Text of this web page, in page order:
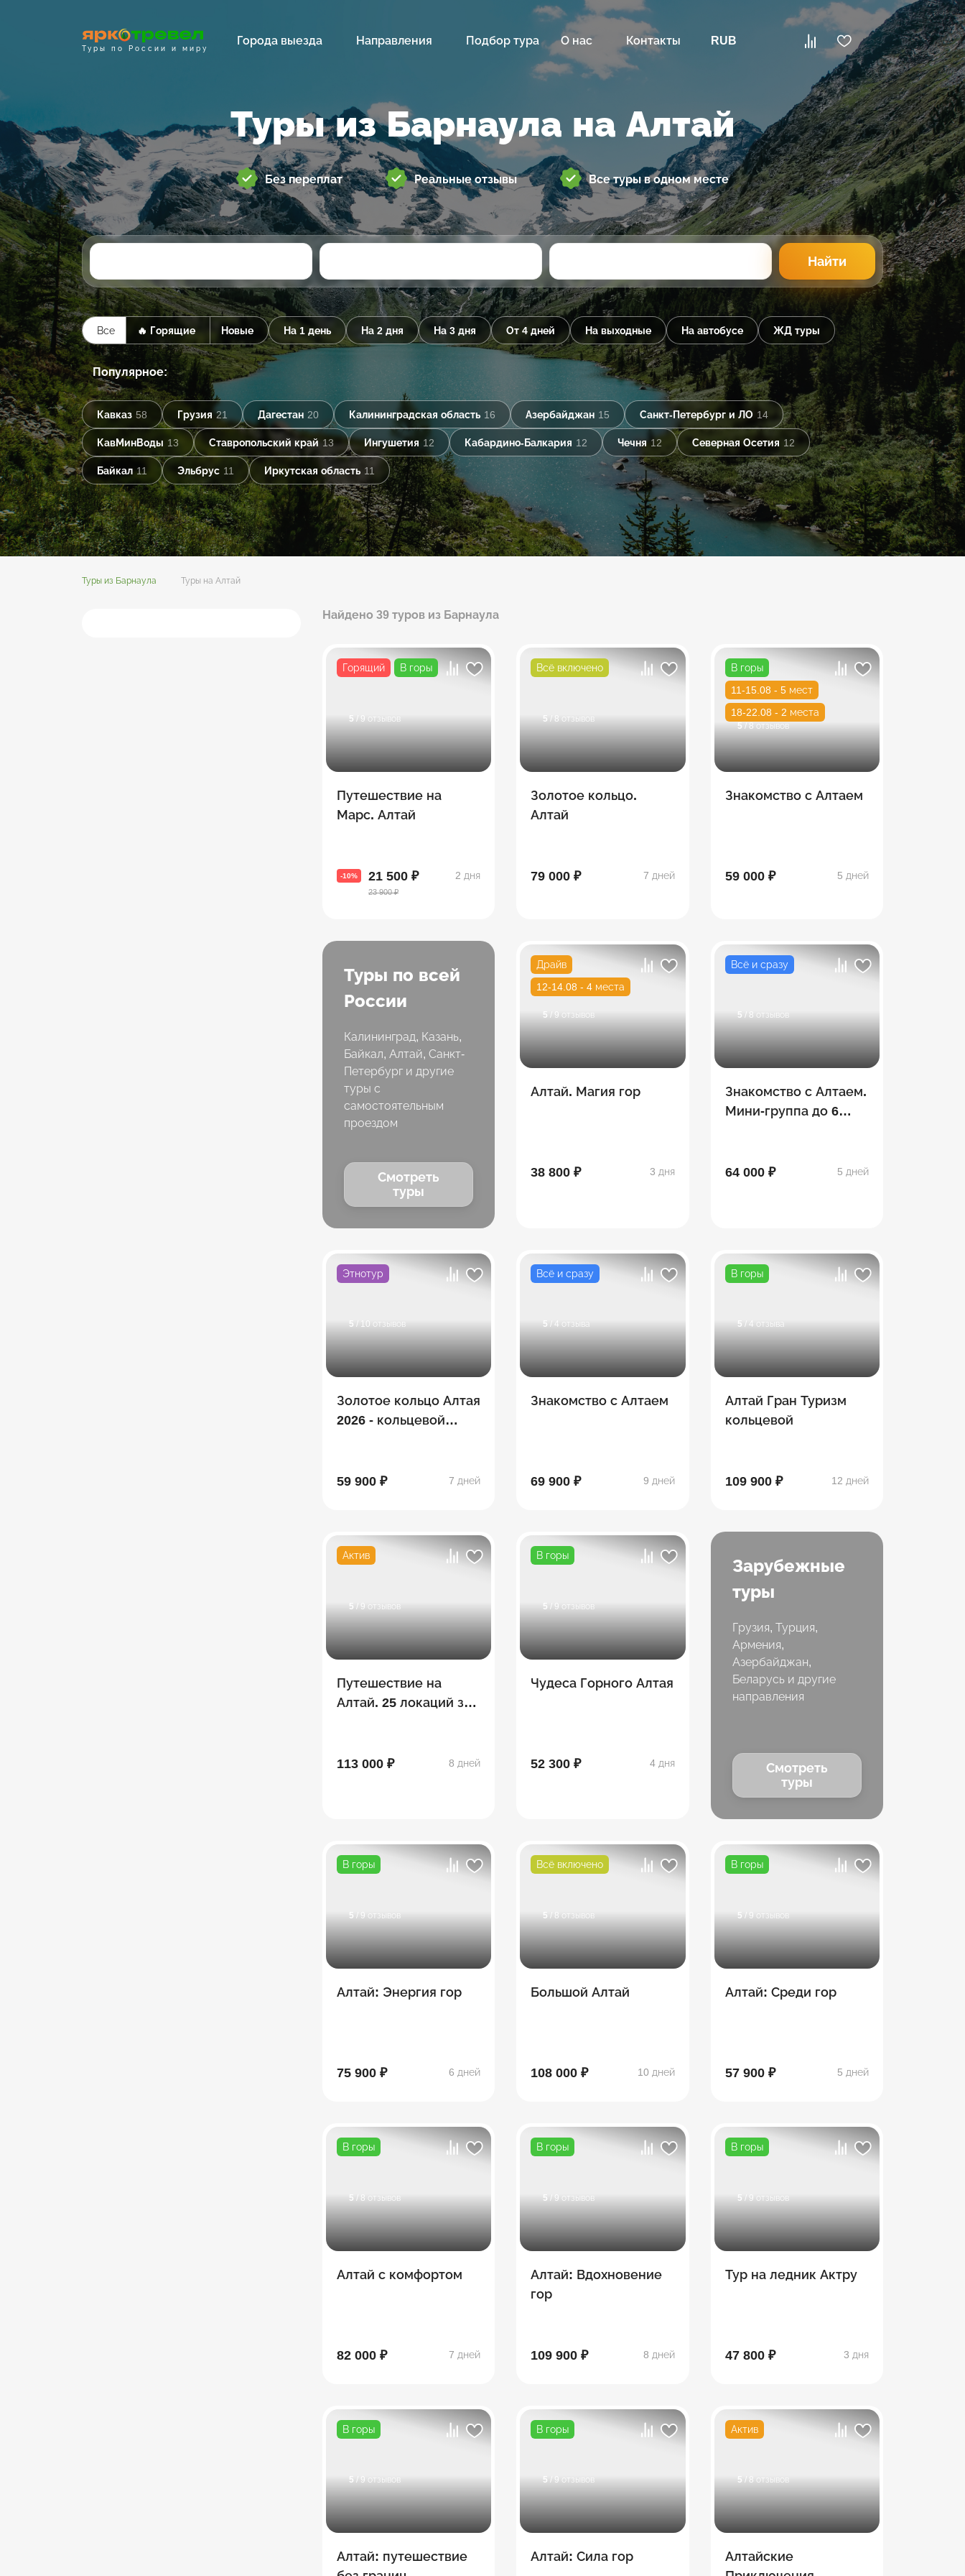
Туры по России и миру
Города выезда Направления Подбор тура О нас Контакты RUB
Туры из Барнаула на Алтай
Без переплат Реальные отзывы Все туры в одном месте
Найти
Все 🔥 Горящие Новые На 1 день На 2 дня На 3 дня От 4 дней На выходные На автобусе ЖД туры
Популярное:
Кавказ 58 Грузия 21 Дагестан 20 Калининградская область 16 Азербайджан 15 Санкт-Петербург и ЛО 14
КавМинВоды 13 Ставропольский край 13 Ингушетия 12 Кабардино-Балкария 12 Чечня 12 Северная Осетия 12
Байкал 11 Эльбрус 11 Иркутская область 11
Туры из Барнаула Туры на Алтай
Найдено 39 туров из Барнаула
Горящий В горы
5 / 9 отзывов
Путешествие на
Марс. Алтай
-10% 21 500 ₽
23 900 ₽
2 дня
Всё включено
5 / 8 отзывов
Золотое кольцо.
Алтай
79 000 ₽ 7 дней
В горы
11-15.08 - 5 мест
18-22.08 - 2 места
5 / 8 отзывов
Знакомство с Алтаем
59 000 ₽ 5 дней
Туры по всей
России
Калининград, Казань,
Байкал, Алтай, Санкт-
Петербург и другие
туры с
самостоятельным
проездом
Смотреть
туры
Драйв
12-14.08 - 4 места
5 / 9 отзывов
Алтай. Магия гор
38 800 ₽ 3 дня
Всё и сразу
5 / 8 отзывов
Знакомство с Алтаем.
Мини-группа до 6
64 000 ₽ 5 дней
Этнотур
5 / 10 отзывов
Золотое кольцо Алтая
2026 - кольцевой
59 900 ₽ 7 дней
Всё и сразу
5 / 4 отзыва
Знакомство с Алтаем
69 900 ₽ 9 дней
В горы
5 / 4 отзыва
Алтай Гран Туризм
кольцевой
109 900 ₽ 12 дней
Актив
5 / 9 отзывов
Путешествие на
Алтай. 25 локаций за
113 000 ₽ 8 дней
В горы
5 / 9 отзывов
Чудеса Горного Алтая
52 300 ₽ 4 дня
Зарубежные
туры
Грузия, Турция,
Армения,
Азербайджан,
Беларусь и другие
направления
Смотреть
туры
В горы
5 / 9 отзывов
Алтай: Энергия гор
75 900 ₽ 6 дней
Всё включено
5 / 8 отзывов
Большой Алтай
108 000 ₽ 10 дней
В горы
5 / 9 отзывов
Алтай: Среди гор
57 900 ₽ 5 дней
В горы
5 / 8 отзывов
Алтай с комфортом
82 000 ₽ 7 дней
В горы
5 / 9 отзывов
Алтай: Вдохновение
гор
109 900 ₽ 8 дней
В горы
5 / 9 отзывов
Тур на ледник Актру
47 800 ₽ 3 дня
В горы
5 / 9 отзывов
Алтай: путешествие
В горы
5 / 9 отзывов
Алтай: Сила гор
Актив
5 / 8 отзывов
Алтайские